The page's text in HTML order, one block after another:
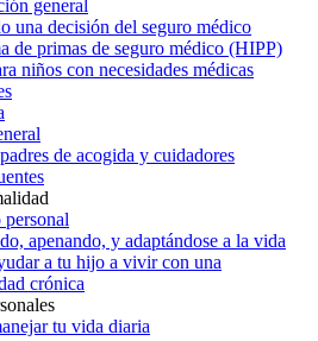
general
una decisión del seguro médico
de primas de seguro médico (HIPP)
niños con necesidades médicas
de acogida y cuidadores
apenando, y adaptándose a la vida
a tu hijo a vivir con una
crónica
tu vida diaria